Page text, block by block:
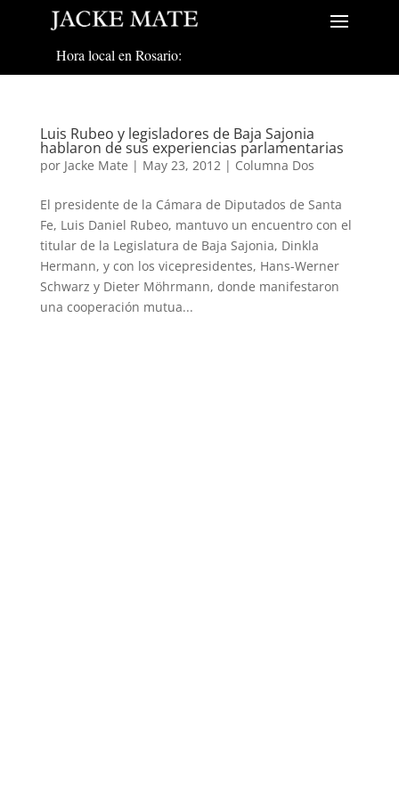
Hora local en Rosario:
Luis Rubeo y legisladores de Baja Sajonia
hablaron de sus experiencias parlamentarias
por Jacke Mate | May 23, 2012 | Columna Dos
El presidente de la Cámara de Diputados de Santa
Fe, Luis Daniel Rubeo, mantuvo un encuentro con el
titular de la Legislatura de Baja Sajonia, Dinkla
Hermann, y con los vicepresidentes, Hans-Werner
Schwarz y Dieter Möhrmann, donde manifestaron
una cooperación mutua...